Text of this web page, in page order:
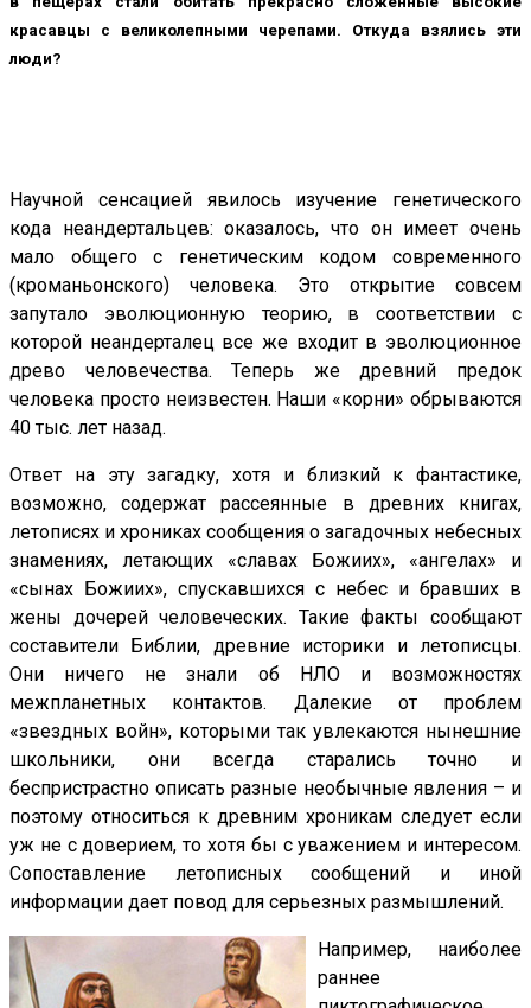
красавцы с великолепными черепами. Откуда взялись эти
люди?
Научной сенсацией явилось изучение генетического
кода неандертальцев: оказалось, что он имеет очень
мало общего с генетическим кодом современного
(кроманьонского) человека. Это открытие совсем
запутало эволюционную теорию, в соответствии с
которой неандерталец все же входит в эволюционное
древо человечества. Теперь же древний предок
человека просто неизвестен. Наши «корни» обрываются
40 тыс. лет назад.
Ответ на эту загадку, хотя и близкий к фантастике,
возможно, содержат рассеянные в древних книгах,
летописях и хрониках сообщения о загадочных небесных
знамениях, летающих «славах Божиих», «ангелах» и
«сынах Божиих», спускавшихся с небес и бравших в
жены дочерей человеческих. Такие факты сообщают
составители Библии, древние историки и летописцы.
Они ничего не знали об НЛО и возможностях
межпланетных контактов. Далекие от проблем
«звездных войн», которыми так увлекаются нынешние
школьники, они всегда старались точно и
беспристрастно описать разные необычные явления – и
поэтому относиться к древним хроникам следует если
уж не с доверием, то хотя бы с уважением и интересом.
Сопоставление летописных сообщений и иной
информации дает повод для серьезных размышлений.
Например, наиболее
раннее